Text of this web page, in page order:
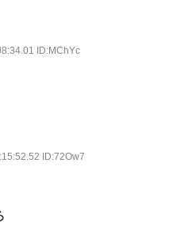
ID:MChYc
ID:72Ow7